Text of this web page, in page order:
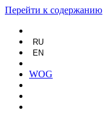
Перейти к содержанию
RU
EN
WOG